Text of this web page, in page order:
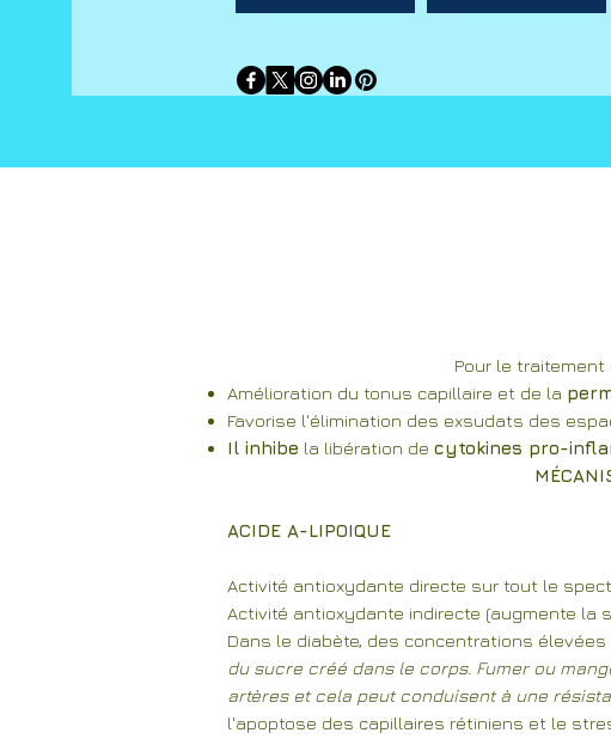
Pour le
Amélioration du tonus capillaire et de la
Favorise l'élimination des exsudats des
Il inhibe la libération de cytokines pro-
ACIDE A-LIPOIQUE
Activité antioxydante directe sur tout le
Activité antioxydante indirecte (augmente la
Dans le diabète, des concentrations élevées
du sucre créé dans le corps. Fumer ou
artères et cela peut conduisent à une
l'apoptose des capillaires rétiniens et le